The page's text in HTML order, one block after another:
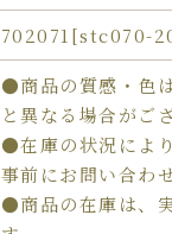
702071[stc070-
●商品の質感・色
と異なる場合がご
●在庫の状況によ
事前にお問い合わ
●商品の在庫は、